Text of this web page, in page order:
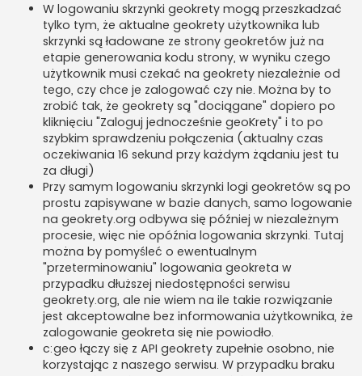
W logowaniu skrzynki geokrety mogą przeszkadzać
tylko tym, że aktualne geokrety użytkownika lub
skrzynki są ładowane ze strony geokretów już na
etapie generowania kodu strony, w wyniku czego
użytkownik musi czekać na geokrety niezależnie od
tego, czy chce je zalogować czy nie. Można by to
zrobić tak, że geokrety są "dociągane" dopiero po
kliknięciu "Zaloguj jednocześnie geoKrety" i to po
szybkim sprawdzeniu połączenia (aktualny czas
oczekiwania 16 sekund przy każdym żądaniu jest tu
za długi)
Przy samym logowaniu skrzynki logi geokretów są po
prostu zapisywane w bazie danych, samo logowanie
na geokrety.org odbywa się później w niezależnym
procesie, więc nie opóźnia logowania skrzynki. Tutaj
można by pomyśleć o ewentualnym
"przeterminowaniu" logowania geokreta w
przypadku dłuższej niedostępności serwisu
geokrety.org, ale nie wiem na ile takie rozwiązanie
jest akceptowalne bez informowania użytkownika, że
zalogowanie geokreta się nie powiodło.
c:geo łączy się z API geokrety zupełnie osobno, nie
korzystając z naszego serwisu. W przypadku braku